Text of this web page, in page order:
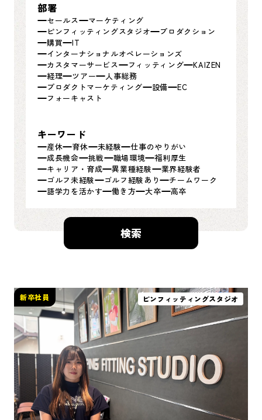
部署
セールス
マーケティング
ピンフィッティングスタジオ
プロダクション
購買
IT
インターナショナルオペレーションズ
カスタマーサービス
フィッティング
KAIZEN
経理
ツアー
人事総務
プロダクトマーケティング
設備
EC
フォーキャスト
キーワード
産休 育休 未経験
仕事のやりがい
成長機会
挑戦 職場環境
福利厚生
キャリア・育成
異業種経験
業界経験者
ゴルフ未経験
ゴルフ経験あり
チームワーク
語学力を活かす
働き方 大卒 高卒
検索
新卒社員 ピンフィッティングスタジオ